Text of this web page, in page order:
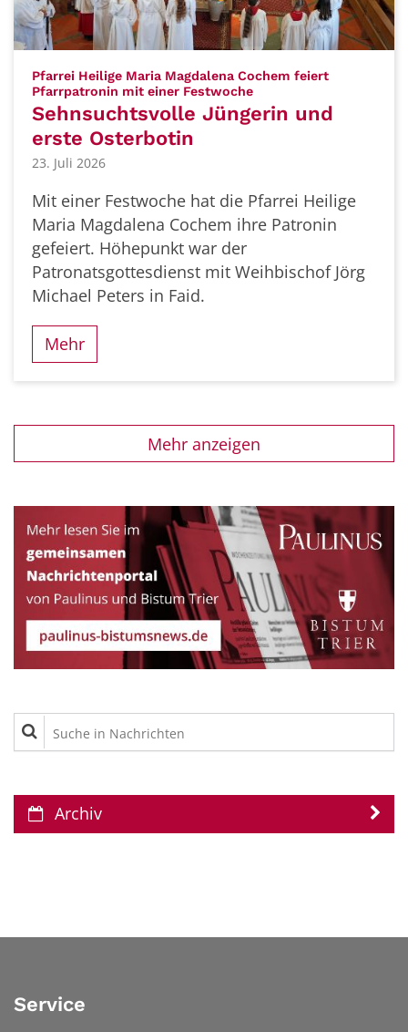
Pfarrei Heilige Maria Magdalena Cochem feiert
Pfarrpatronin mit einer Festwoche:
Sehnsuchtsvolle Jüngerin und
erste Osterbotin
23. Juli 2026
Mit einer Festwoche hat die Pfarrei Heilige
Maria Magdalena Cochem ihre Patronin
gefeiert. Höhepunkt war der
Patronatsgottesdienst mit Weihbischof Jörg
Michael Peters in Faid.
Mehr
Mehr anzeigen
Suche in Nachrichten
Archiv
Service